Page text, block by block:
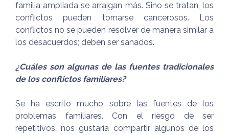
familia ampliada se arraigan más. Sino se tratan, los
conflictos pueden tornarse cancerosos. Los
conflictos no se pueden resolver de manera similar a
los desacuerdos; deben ser sanados.
¿Cuáles son algunas de las fuentes tradicionales
de los conflictos familiares?
Se ha escrito mucho sobre las fuentes de los
problemas familiares. Con el riesgo de ser
repetitivos, nos gustaría compartir algunos de los